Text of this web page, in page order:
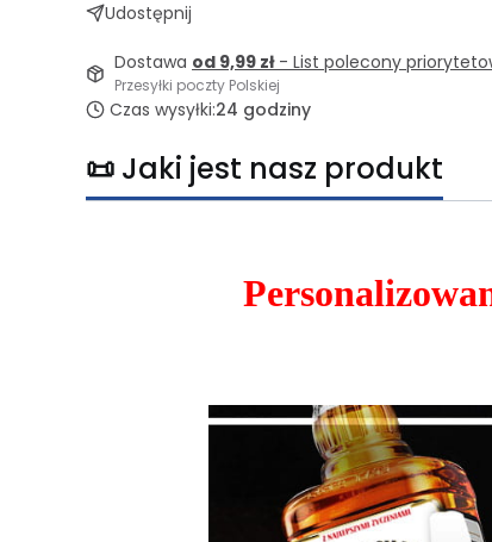
Udostępnij
Dostawa od 9,99 zł - List polecony
Przesyłki poczty Polskiej
Czas wysyłki:24 godziny
📜 Jaki jest nasz produkt